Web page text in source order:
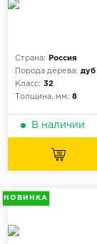
Страна:
Россия
Порода дерева: дуб
Класс: 32
Толщина, мм: 8
В наличии
НОВИНКА